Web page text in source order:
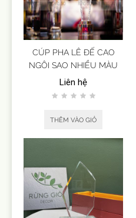
CÚP PHA LÊ ĐẾ CAO
NGÔI SAO NHIỀU MÀU
Liên hệ
THÊM VÀO GIỎ